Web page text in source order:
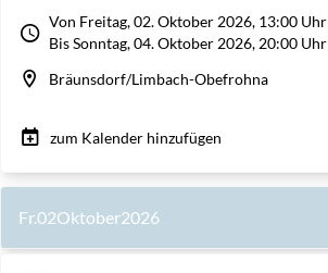
Von Freitag, 02. Oktober 2026, 13:00 Uhr
Bis Sonntag, 04. Oktober 2026, 20:00 Uhr
Bräunsdorf/Limbach-Obefrohna
zum Kalender hinzufügen
Fr.02Oktober2026